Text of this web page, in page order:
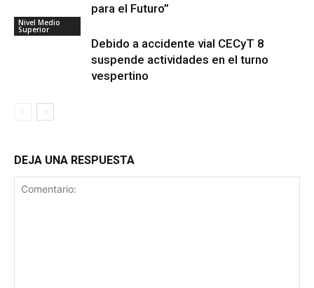
para el Futuro”
Nivel Medio
Superior
Debido a accidente vial CECyT 8
suspende actividades en el turno
vespertino
DEJA UNA RESPUESTA